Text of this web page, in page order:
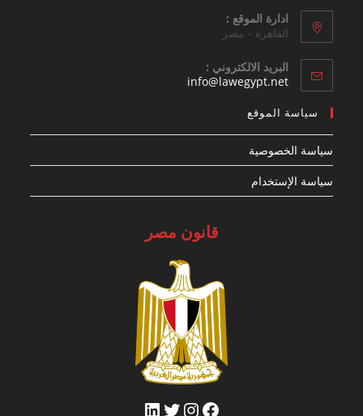
ادارة الموقع :
القاهرة - مصر
البريد الالكتروني :
info@lawegypt.net
سياسة الموقع
سياسة الخصوصية
سياسة الإستخدام
قانون مصر
فيسبوكإنستجرام
تويتر لينكد إن